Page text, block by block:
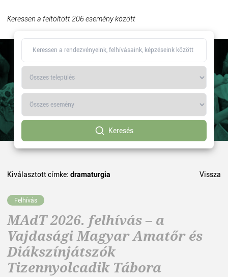
Keressen a feltöltött 206 esemény között
Keresés
Kiválasztott címke: dramaturgia Vissza
Felhívás
MAdT 2026. felhívás – a
Vajdasági Magyar Amatőr és
Diákszínjátszók
Tizennyolcadik Tábora